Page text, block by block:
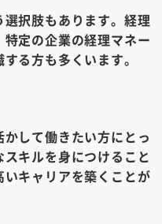
選択肢もあります。経理
定の企業の経理マネー
る方も多くいます。
して働きたい方にとっ
キルを身につけること
キャリアを築くことが